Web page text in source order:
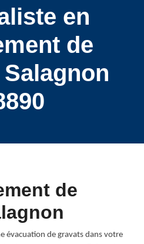
en
de
de
évacuation de gravats dans votre